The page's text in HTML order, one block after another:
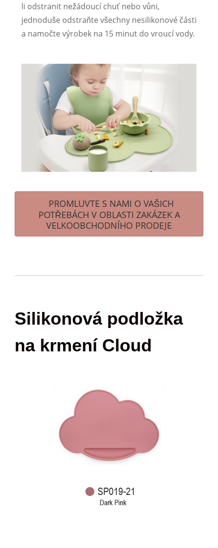
li odstranit nežádoucí chuť nebo vůni,
jednoduše odstraňte všechny nesilikonové části
a namočte výrobek na 15 minut do vroucí vody.
PROMLUVTE S NAMI O VAŠICH
POTŘEBÁCH V OBLASTI ZAKÁZEK A
VELKOOBCHODNÍHO PRODEJE
Silikonová podložka
na krmení Cloud